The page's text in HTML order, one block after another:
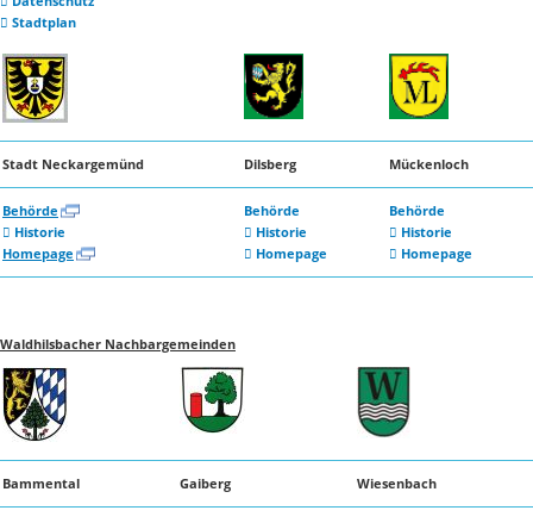
Stadtplan
Stadt Neckargemünd Dilsberg Mückenloch
Behörde
Historie
Homepage
Behörde
Historie
Homepage
Behörde
Historie
Homepage
Waldhilsbacher Nachbargemeinden
Bammental Gaiberg Wiesenbach